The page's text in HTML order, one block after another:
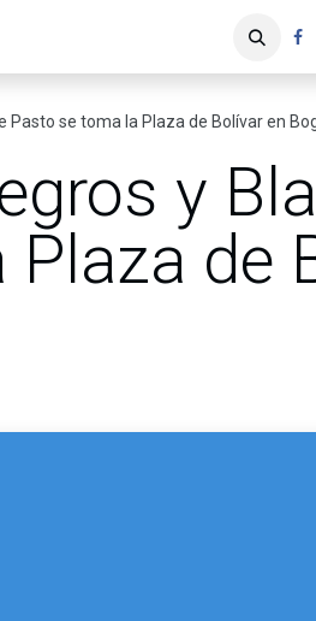
Pasto se toma la Plaza de Bolívar en
y
de